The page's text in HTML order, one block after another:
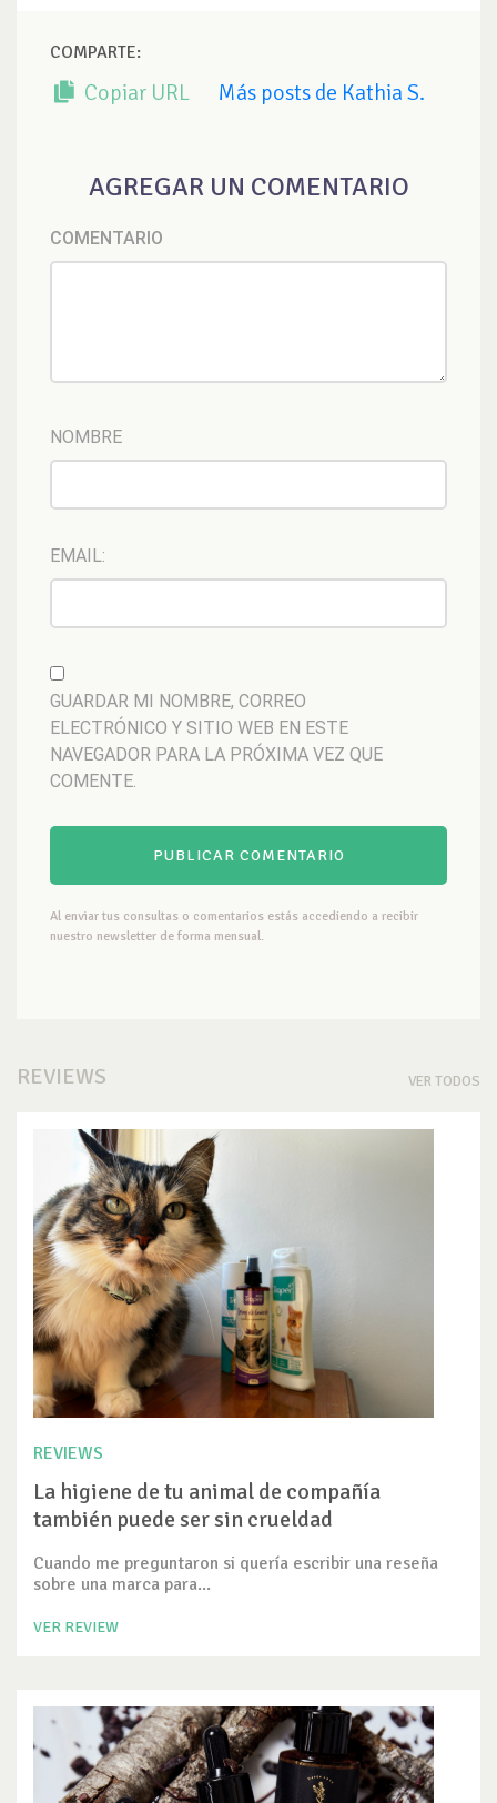
COMPARTE:
Copiar URL Más posts de Kathia S.
AGREGAR UN COMENTARIO
COMENTARIO
NOMBRE
EMAIL:
GUARDAR MI NOMBRE, CORREO
ELECTRÓNICO Y SITIO WEB EN ESTE
NAVEGADOR PARA LA PRÓXIMA VEZ QUE
COMENTE.
Al enviar tus consultas o comentarios estás accediendo a recibir
nuestro newsletter de forma mensual.
REVIEWS VER TODOS
REVIEWS
La higiene de tu animal de compañía
también puede ser sin crueldad
Cuando me preguntaron si quería escribir una reseña
sobre una marca para...
VER REVIEW